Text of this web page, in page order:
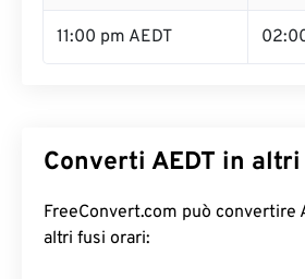
11:00 pm AEDT
Converti AEDT in
FreeConvert.com può convertire
altri fusi orari: